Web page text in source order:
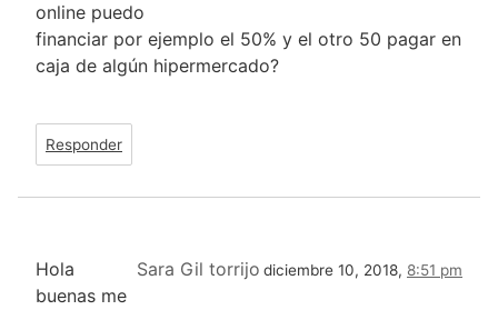
online puedo
financiar por ejemplo el 50% y el otro 50 pagar en
caja de algún hipermercado?
Responder
Sara Gil torrijo diciembre 10, 2018, 8:51 pm
Hola
buenas me